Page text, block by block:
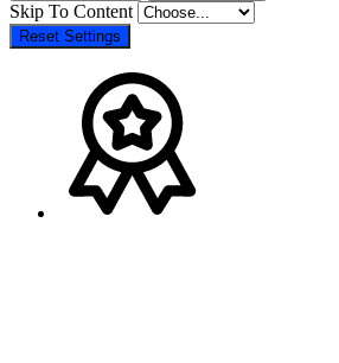
Skip To Content
Reset Settings